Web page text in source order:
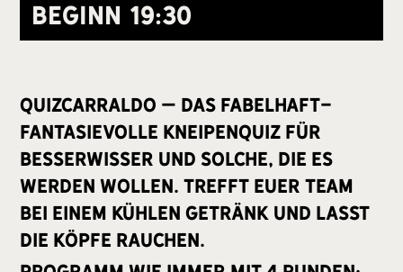
Beginn 19:30
Quizcarraldo – Das fabelhaft-
fantasievolle Kneipenquiz für
Besserwisser und solche, die es
werden wollen. Trefft euer Team
bei einem kühlen Getränk und lasst
die Köpfe rauchen.